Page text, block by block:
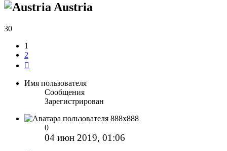
Austria
30
1
2
Имя пользователя
Сообщения
Зарегистрирован
888x888
0
04 июн 2019, 01:06